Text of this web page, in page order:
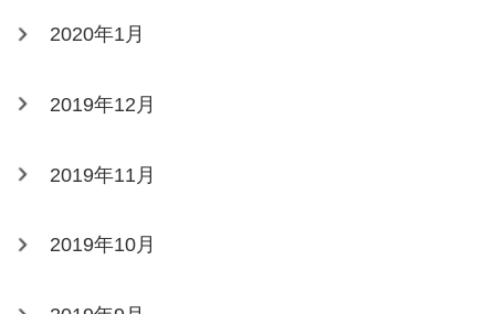
2020年1月
2019年12月
2019年11月
2019年10月